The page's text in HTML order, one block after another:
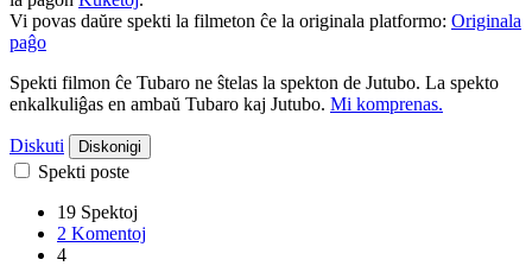
Vi povas daŭre spekti la filmeton ĉe la originala platformo: Originala
paĝo
Spekti filmon ĉe Tubaro ne ŝtelas la spekton de Jutubo. La spekto
enkalkuliĝas en ambaŭ Tubaro kaj Jutubo. Mi komprenas.
Diskuti Diskonigi
Spekti poste
19 Spektoj
2 Komentoj
4